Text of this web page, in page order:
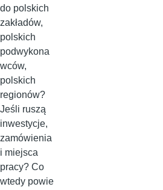
do polskich
zakładów,
polskich
podwykona
wców,
polskich
regionów?
Jeśli ruszą
inwestycje,
zamówienia
i miejsca
pracy? Co
wtedy powie